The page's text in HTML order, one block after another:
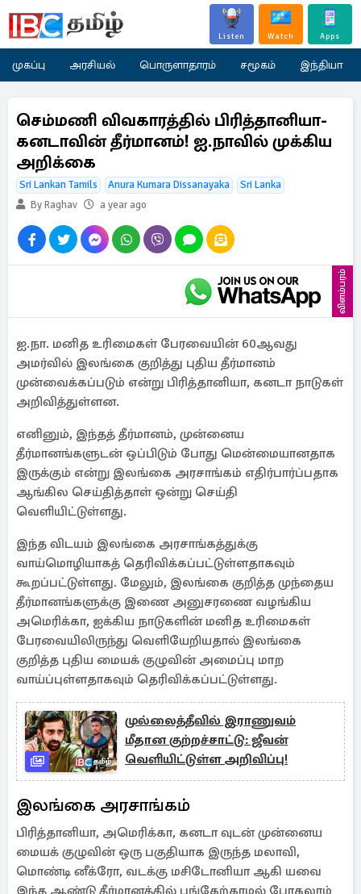
Listen Watch Apps
முகப்பு அரசியல் பொருளாதாரம் சமூகம் இந்தியா
செம்மணி விவகாரத்தில் பிரித்தானியா-
கனடாவின் தீர்மானம்! ஐ.நாவில் முக்கிய
அறிக்கை
Sri Lankan Tamils Anura Kumara Dissanayaka
Sri Lanka
By Raghav
a year ago
விளம்பரம்
ஐ.நா. மனித உரிமைகள் பேரவையின் 60ஆவது
அமர்வில் இலங்கை குறித்து புதிய தீர்மானம்
முன்வைக்கப்படும் என்று பிரித்தானியா, கனடா நாடுகள்
அறிவித்துள்ளன.
எனினும், இந்தத் தீர்மானம், முன்னைய
தீர்மானங்களுடன் ஒப்பிடும் போது மென்மையானதாக
இருக்கும் என்று இலங்கை அரசாங்கம் எதிர்பார்ப்பதாக
ஆங்கில செய்தித்தாள் ஒன்று செய்தி
வெளியிட்டுள்ளது.
இந்த விடயம் இலங்கை அரசாங்கத்துக்கு
வாய்மொழியாகத் தெரிவிக்கப்பட்டுள்ளதாகவும்
கூறப்பட்டுள்ளது. மேலும், இலங்கை குறித்த முந்தைய
தீர்மானங்களுக்கு இணை அனுசரணை வழங்கிய
அமெரிக்கா, ஐக்கிய நாடுகளின் மனித உரிமைகள்
பேரவையிலிருந்து வெளியேறியதால் இலங்கை
குறித்த புதிய மையக் குழுவின் அமைப்பு மாற
வாய்ப்புள்ளதாகவும் தெரிவிக்கப்பட்டுள்ளது.
முல்லைத்தீவில் இராணுவம்
மீதான குற்றச்சாட்டு: ஜீவன்
வெளியிட்டுள்ள அறிவிப்பு!
இலங்கை அரசாங்கம்
பிரித்தானியா, அமெரிக்கா, கனடா வுடன் முன்னைய
மையக் குழுவின் ஒரு பகுதியாக இருந்த மலாவி,
மொண்டி னீக்ரோ, வடக்கு மசிடோனியா ஆகி யவை
இந்த ஆண்டு தீர்மானத்தில் பங்கேற்காமல் போகலாம்